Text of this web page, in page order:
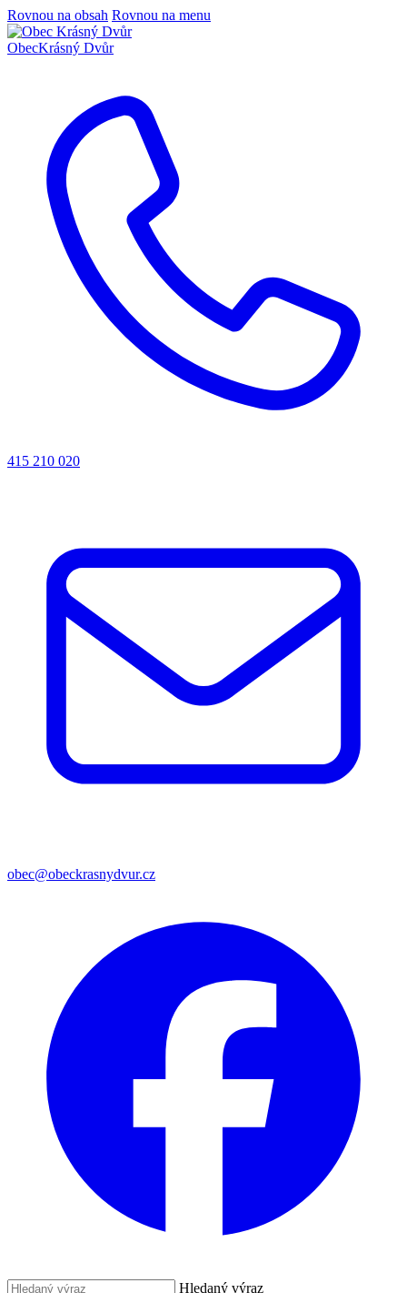
Rovnou na obsah Rovnou na menu
ObecKrásný Dvůr
415 210 020
obec@obeckrasnydvur.cz
Hledaný výraz